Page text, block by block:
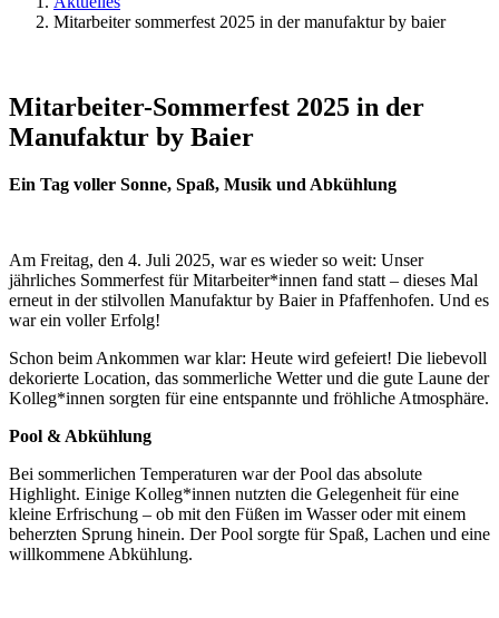
Mitarbeiter sommerfest 2025 in der manufaktur by baier
Mitarbeiter-Sommerfest 2025 in der
Manufaktur by Baier
Ein Tag voller Sonne, Spaß, Musik und Abkühlung
Am Freitag, den 4. Juli 2025, war es wieder so weit: Unser
jährliches Sommerfest für Mitarbeiter*innen fand statt – dieses Mal
erneut in der stilvollen Manufaktur by Baier in Pfaffenhofen. Und es
war ein voller Erfolg!
Schon beim Ankommen war klar: Heute wird gefeiert! Die liebevoll
dekorierte Location, das sommerliche Wetter und die gute Laune der
Kolleg*innen sorgten für eine entspannte und fröhliche Atmosphäre.
Pool & Abkühlung
Bei sommerlichen Temperaturen war der Pool das absolute
Highlight. Einige Kolleg*innen nutzten die Gelegenheit für eine
kleine Erfrischung – ob mit den Füßen im Wasser oder mit einem
beherzten Sprung hinein. Der Pool sorgte für Spaß, Lachen und eine
willkommene Abkühlung.